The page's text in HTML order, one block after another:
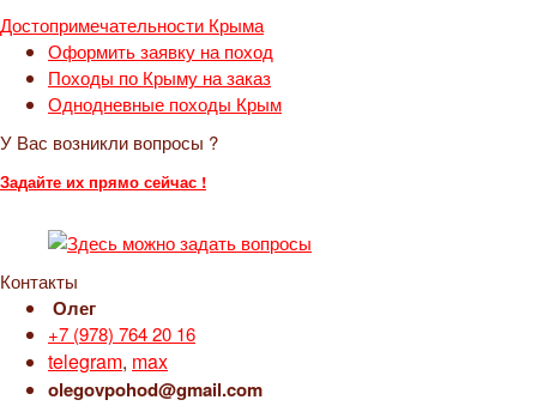
Достопримечательности Крыма
Оформить заявку на поход
Походы по Крыму на заказ
Однодневные походы Крым
У Вас возникли вопросы ?
Задайте их прямо сейчас !
Контакты
Олег
+7 (978) 764 20 16
telegram, max
olegovpohod@gmail.com